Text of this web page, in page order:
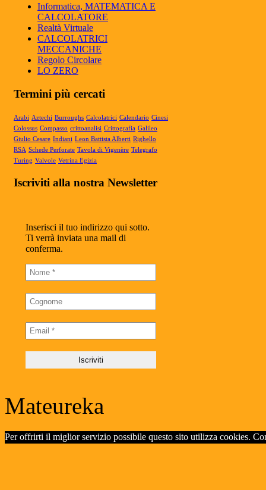
Articolo Geronimo maggio 2025
Articolo Geronimo, maggio 2025...
Informatica, MATEMATICA E
CALCOLATORE
Realtà Virtuale
CALCOLATRICI
MECCANICHE
Regolo Circolare
LO ZERO
Termini più cercati
Arabi Aztechi Burroughs Calcolatrici Calendario Cinesi
Colossus Compasso crittoanalisi Crittografia Galileo
Giulio Cesare Indiani Leon Battista Alberti Righello
RSA Schede Perforate Tavola di Vigenère Telegrafo
Turing Valvole Vetrina Egizia
Iscriviti alla nostra Newsletter
Inserisci il tuo indirizzo qui sotto.
Ti verrà inviata una mail di
conferma.
Mateureka
Per offrirti il miglior servizio possibile questo sito utilizza cookies.